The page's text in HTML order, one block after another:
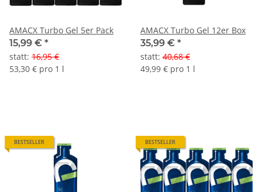
AMACX Turbo Gel 5er Pack
15,99 € *
statt: 16,95 €
53,30 € pro 1 l
AMACX Turbo Gel 12er Box
35,99 € *
statt: 40,68 €
49,99 € pro 1 l
BESTSELLER BESTSELLER